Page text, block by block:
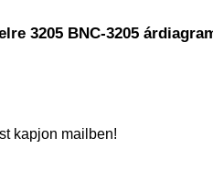
3205 BNC-3205
kapjon mailben!